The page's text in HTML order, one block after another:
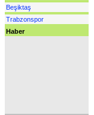
Beşiktaş
Trabzonspor
Haber